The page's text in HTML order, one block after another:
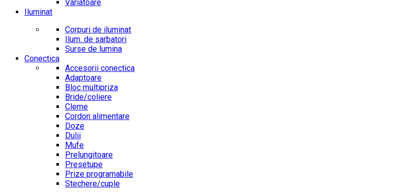
Variatoare
Iluminat
Corpuri de iluminat
Ilum. de sarbatori
Surse de lumina
Conectica
Accesorii conectica
Adaptoare
Bloc multipriza
Bride/coliere
Cleme
Cordon alimentare
Doze
Dulii
Mufe
Prelungitoare
Presetupe
Prize programabile
Stechere/cuple